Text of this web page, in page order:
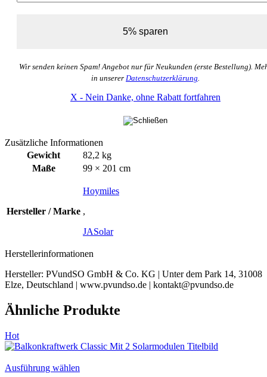
Wir senden keinen Spam! Angebot nur für Neukunden (erste Bestellung).
in unserer Datenschutzerklärung.
X - Nein Danke, ohne Rabatt fortfahren
Zusätzliche Informationen
Gewicht
82,2 kg
Maße
99 × 201 cm
Hersteller / Marke
Hoymiles
,
JASolar
Herstellerinformationen
Hersteller: PVundSO GmbH & Co. KG | Unter dem Park 14, 31008
Elze, Deutschland | www.pvundso.de | kontakt@pvundso.de
Ähnliche Produkte
Hot
Ausführung wählen